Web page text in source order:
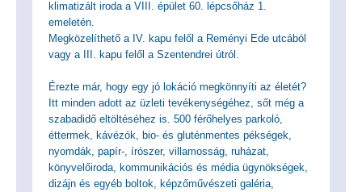
klimatizált iroda a VIII. épület 60. lépcsőház 1.
emeletén.
Megközelíthető a IV. kapu felől a Reményi Ede utcából
vagy a III. kapu felől a Szentendrei útról.
Érezte már, hogy egy jó lokáció megkönnyíti az életét?
Itt minden adott az üzleti tevékenységéhez, sőt még a
szabadidő eltöltéséhez is. 500 férőhelyes parkoló,
éttermek, kávézók, bio- és gluténmentes pékségek,
nyomdák, papír-, írószer, villamosság, ruházat,
könyvelőiroda, kommunikációs és média ügynökségek,
dizájn és egyéb boltok, képzőművészeti galéria,